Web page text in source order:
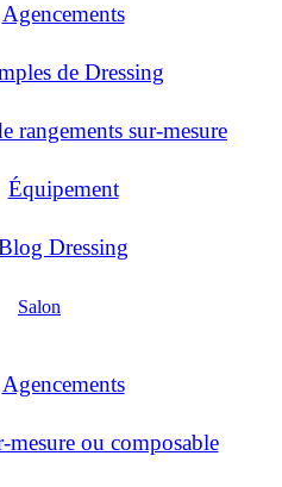
Agencements
de Dressing
rangements sur-mesure
Équipement
Dressing
Salon
Agencements
ou composable